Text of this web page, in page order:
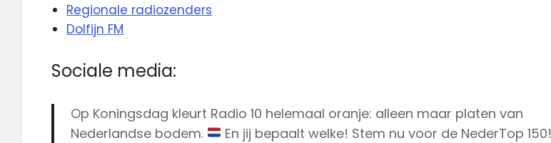
Regionale radiozenders
Dolfijn FM
Sociale media:
Op Koningsdag kleurt Radio 10 helemaal oranje: alleen maar platen van
Nederlandse bodem.
En jij bepaalt welke! Stem nu voor de NederTop 150!